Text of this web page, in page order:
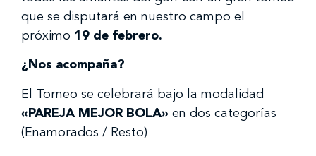
que se disputará en nuestro campo el
próximo 19 de febrero.
¿Nos acompaña?
El Torneo se celebrará bajo la modalidad
«PAREJA MEJOR BOLA» en dos categorías
(Enamorados / Resto)